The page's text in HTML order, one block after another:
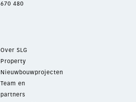
670 480
Over SLG
Property
Nieuwbouwprojecten
Team en
partners